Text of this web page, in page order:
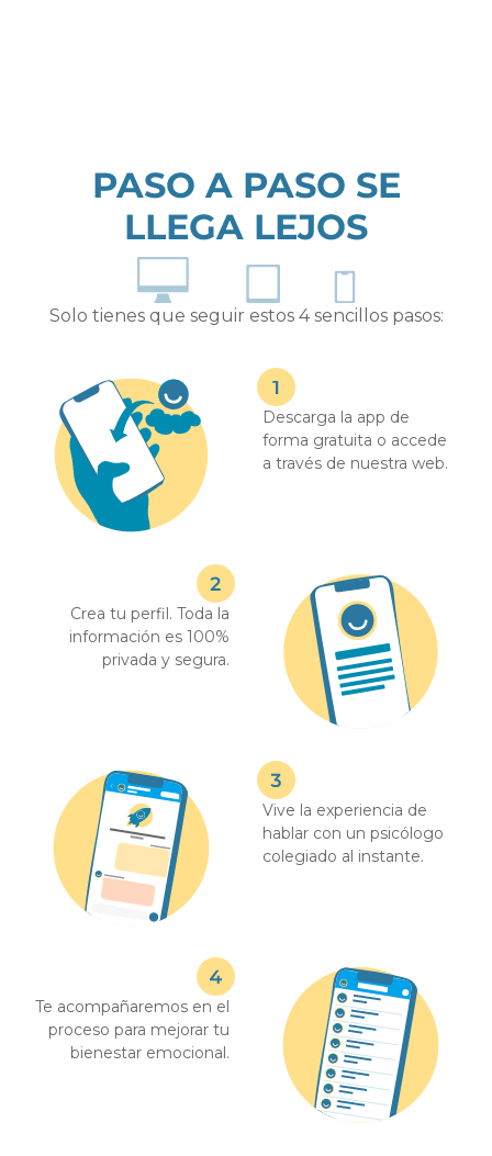
PASO A PASO SE
LLEGA LEJOS
Solo tienes que seguir estos 4 sencillos pasos:
Descarga la app de
forma gratuita o accede
a través de nuestra web.
Crea tu perfil. Toda la
información es 100%
privada y segura.
Vive la experiencia de
hablar con un psicólogo
colegiado al instante.
Te acompañaremos en el
proceso para mejorar tu
bienestar emocional.